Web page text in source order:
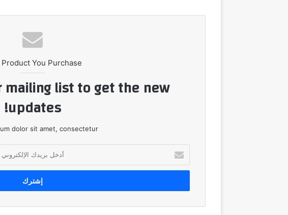
You Purchase
list to get the new
updates!
dolor sit amet, consectetur.
بريدك
الإلكتروني